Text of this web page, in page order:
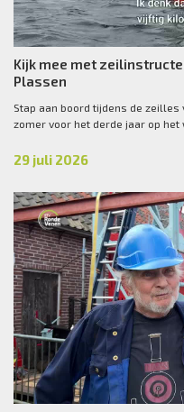
Kijk mee met
Plassen
Stap aan boord tijdens de zeilles
zomer voor het derde jaar op het
29 juli 2026